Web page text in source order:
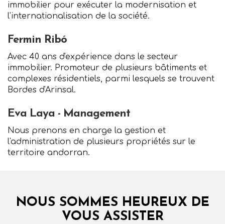
immobilier pour exécuter la modernisation et
l'internationalisation de la société.
Fermin Ribó
Avec 40 ans d'expérience dans le secteur
immobilier. Promoteur de plusieurs bâtiments et
complexes résidentiels, parmi lesquels se trouvent
Bordes d'Arinsal.
Eva Laya - Management
Nous prenons en charge la gestion et
l'administration de plusieurs propriétés sur le
territoire andorran.
NOUS SOMMES HEUREUX DE
VOUS ASSISTER